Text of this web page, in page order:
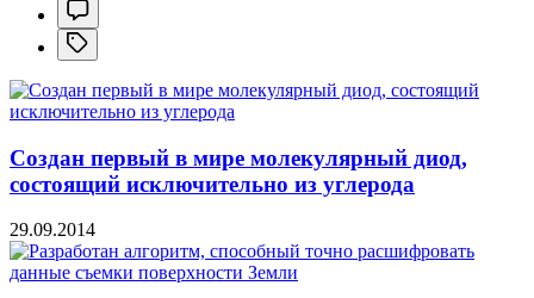
Создан первый в мире молекулярный диод,
состоящий исключительно из углерода
29.09.2014